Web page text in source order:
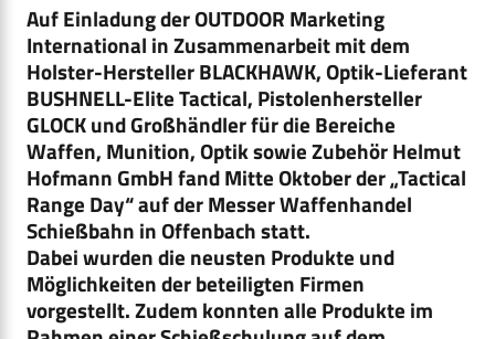
Auf Einladung der OUTDOOR Marketing
International in Zusammenarbeit mit dem
Holster-Hersteller BLACKHAWK, Optik-Lieferant
BUSHNELL-Elite Tactical, Pistolenhersteller
GLOCK und Großhändler für die Bereiche
Waffen, Munition, Optik sowie Zubehör Helmut
Hofmann GmbH fand Mitte Oktober der „Tactical
Range Day“ auf der Messer Waffenhandel
Schießbahn in Offenbach statt.
Dabei wurden die neusten Produkte und
Möglichkeiten der beteiligten Firmen
vorgestellt. Zudem konnten alle Produkte im